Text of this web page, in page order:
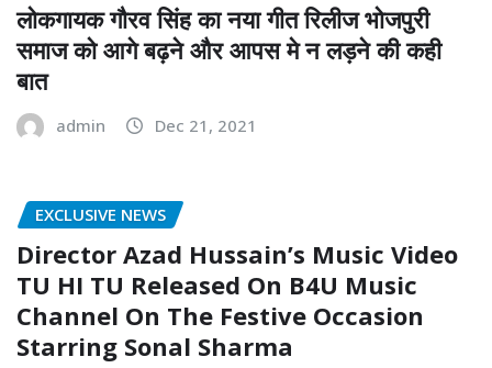
लोकगायक गौरव सिंह का नया गीत रिलीज भोजपुरी
समाज को आगे बढ़ने और आपस मे न लड़ने की कही
बात
admin Dec 21, 2021
EXCLUSIVE NEWS
Director Azad Hussain’s Music Video
TU HI TU Released On B4U Music
Channel On The Festive Occasion
Starring Sonal Sharma